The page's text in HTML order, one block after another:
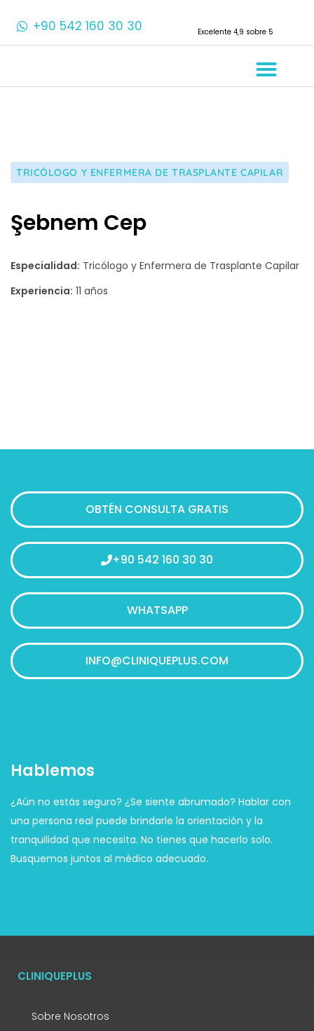
+90 542 160 30 30 Excelente 4,9 sobre 5
TRICÓLOGO Y ENFERMERA DE TRASPLANTE CAPILAR
Şebnem Cep
Especialidad: Tricólogo y Enfermera de Trasplante Capilar
Experiencia: 11 años
Hablemos
¿Aún no estás seguro? ¿Se siente abrumado? Hablar con
una persona real puede brindarle la orientación y la
tranquilidad que necesita. No tienes que hacerlo solo.
Busquemos juntos al médico adecuado.
OBTÉN CONSULTA GRATIS
+90 542 160 30 30
WHATSAPP
INFO@CLINIQUEPLUS.COM
CLINIQUEPLUS
Sobre Nosotros